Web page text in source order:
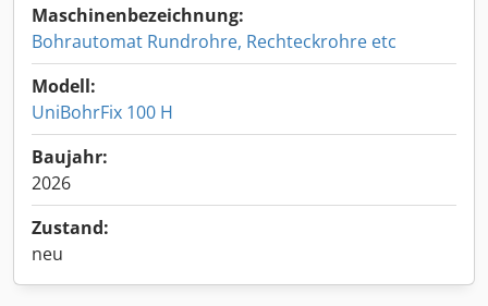
Maschinenbezeichnung:
Bohrautomat Rundrohre, Rechteckrohre etc
Modell:
UniBohrFix 100 H
Baujahr:
2026
Zustand:
neu